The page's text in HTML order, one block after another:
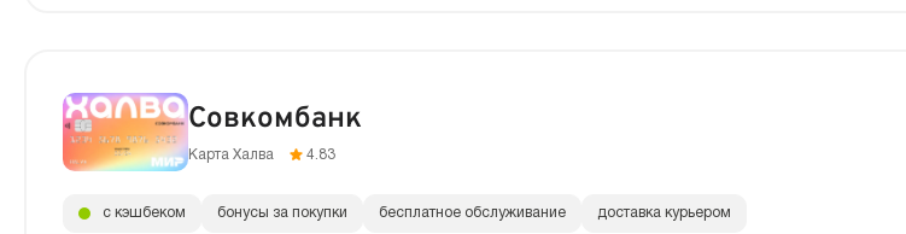
Совкомбанк
Карта Халва 4.83
с кэшбеком бонусы за покупки бесплатное обслуживание доставка курьером